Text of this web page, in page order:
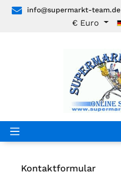
Zum Hauptinhalt springen
info@supermarkt-team.de
€ Euro
Kontaktformular